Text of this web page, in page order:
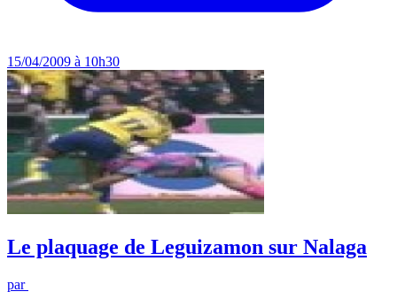
15/04/2009 à 10h30
Le plaquage de Leguizamon sur Nalaga
par